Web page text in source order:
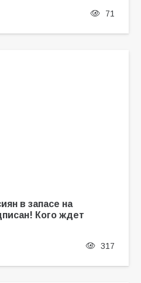
71
в запасе на
Кого ждет
317